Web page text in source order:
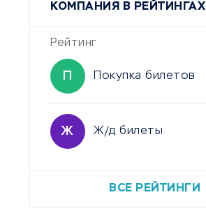
КОМПАНИЯ В РЕЙТИНГАХ
Рейтинг
П Покупка билетов
Ж Ж/д билеты
ВСЕ РЕЙТИНГИ